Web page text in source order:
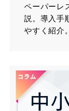
ペーパーレ
説。導入手
やすく紹介